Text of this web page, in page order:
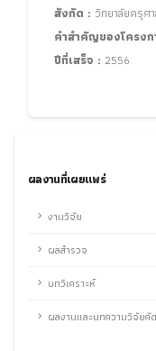
สังกัด : วิทยาลัยครุศ
คำสำคัญของโครงก
ปีที่เสร็จ : 2556
ผลงานที่เผยแพร่
งานวิจัย
ผลสำรวจ
บทวิเคราะห์
ผลงานและบทความวิจัยคั